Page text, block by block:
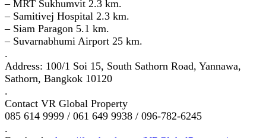
– MRT Sukhumvit 2.3 km.
– Samitivej Hospital 2.3 km.
– Siam Paragon 5.1 km.
– Suvarnabhumi Airport 25 km.
.
Address: 100/1 Soi 15, South Sathorn Road, Yannawa,
Sathorn, Bangkok 10120
.
Contact VR Global Property
085 614 9999 / 061 649 9938 / 096-782-6245
.